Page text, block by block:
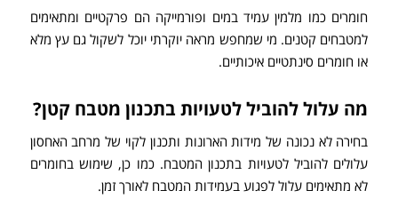
חומרים כמו מלמין עמיד במים ופורמייקה הם פרקטיים ומתאימים
למטבחים קטנים. מי שמחפש מראה יוקרתי יוכל לשקול גם עץ מלא
או חומרים סינתטיים איכותיים.
מה עלול להוביל לטעויות בתכנון מטבח קטן?
בחירה לא נכונה של מידות הארונות ותכנון לקוי של מרחב האחסון
עלולים להוביל לטעויות בתכנון המטבח. כמו כן, שימוש בחומרים
לא מתאימים עלול לפגוע בעמידות המטבח לאורך זמן.